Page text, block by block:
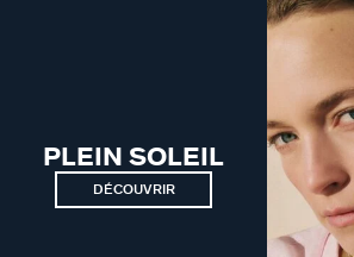
PLEIN SOLEIL
DÉCOUVRIR